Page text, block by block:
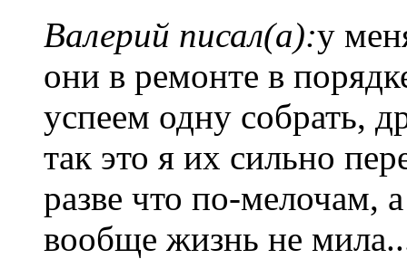
Валерий писал(а):у
они в ремонте в
успеем одну собрать,
так это я их сильно
разве что по-мелочам,
вообще жизнь не